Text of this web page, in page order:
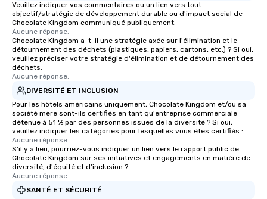
Veuillez indiquer vos commentaires ou un lien vers tout
objectif/stratégie de développement durable ou d'impact social de
Chocolate Kingdom communiqué publiquement.
Aucune réponse.
Chocolate Kingdom a-t-il une stratégie axée sur l'élimination et le
détournement des déchets (plastiques, papiers, cartons, etc.) ? Si oui,
veuillez préciser votre stratégie d'élimination et de détournement des
déchets.
Aucune réponse.
DIVERSITÉ ET INCLUSION
Pour les hôtels américains uniquement, Chocolate Kingdom et/ou sa
société mère sont-ils certifiés en tant qu'entreprise commerciale
détenue à 51 % par des personnes issues de la diversité ? Si oui,
veuillez indiquer les catégories pour lesquelles vous êtes certifiés :
Aucune réponse.
S'il y a lieu, pourriez-vous indiquer un lien vers le rapport public de
Chocolate Kingdom sur ses initiatives et engagements en matière de
diversité, d'équité et d'inclusion ?
Aucune réponse.
SANTÉ ET SÉCURITÉ